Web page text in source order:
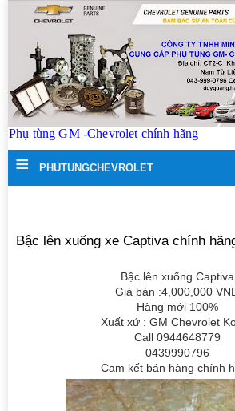
Phụ tùng GM -Chevrolet chính hãng
≡ PHUTUNGCHEVROLET
Bậc lên xuống xe Captiva chính
Bậc lên xuống Captiva
Giá bán :4,000,000
Hàng mới 100%
Xuất xứ : GM Chevrolet
Call 0944648779
0439990796
Cam kết bán hàng chính